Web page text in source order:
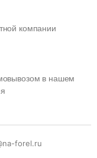
компании
в нашем
forel.ru